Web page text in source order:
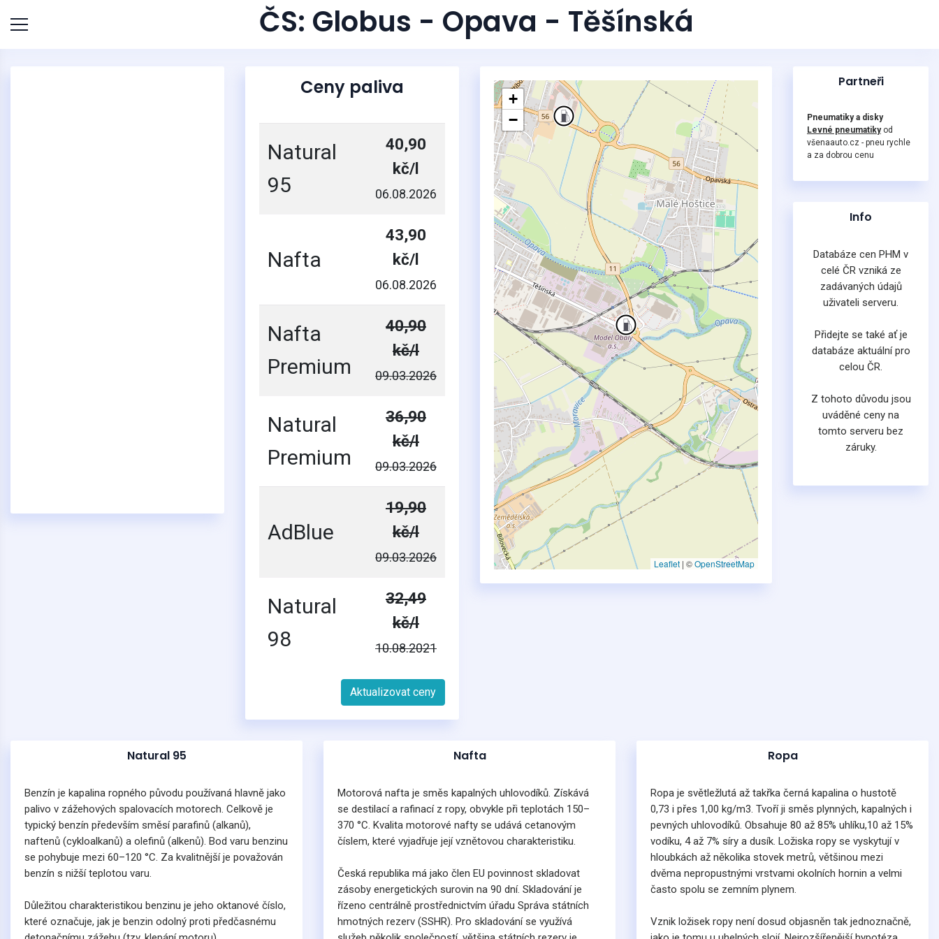
ČS: Globus - Opava - Těšínská
Ceny paliva
Natural
95
40,90
kč/l
06.08.2026
Nafta
43,90
kč/l
06.08.2026
Nafta
Premium
40,90
kč/l
09.03.2026
Natural
Premium
36,90
kč/l
09.03.2026
AdBlue
19,90
kč/l
09.03.2026
Natural
98
32,49
kč/l
10.08.2021
Aktualizovat ceny
+
−
Leaflet | ©OpenStreetMap
Partneři
Pneumatiky a disky
Levné pneumatikyod
všenaauto.cz - pneu rychle
a za dobrou cenu
Info
Databáze cen PHM v
celé ČR vzniká ze
zadávaných údajů
uživateli serveru.
Přidejte se také ať je
databáze aktuální pro
celou ČR.
Z tohoto důvodu jsou
uváděné ceny na
tomto serveru bez
záruky.
Natural 95
Benzín je kapalina ropného původu používaná hlavně jako
palivo v zážehových spalovacích motorech. Celkově je
typický benzín především směsí parafinů (alkanů),
naftenů (cykloalkanů) a olefinů (alkenů). Bod varu benzinu
se pohybuje mezi 60–120 °C. Za kvalitnější je považován
benzín s nižší teplotou varu.
Důležitou charakteristikou benzinu je jeho oktanové číslo,
které označuje, jak je benzin odolný proti předčasnému
Nafta
Motorová nafta je směs kapalných uhlovodíků. Získává
se destilací a rafinací z ropy, obvykle při teplotách 150–
370 °C. Kvalita motorové nafty se udává cetanovým
číslem, které vyjadřuje její vznětovou charakteristiku.
Česká republika má jako člen EU povinnost skladovat
zásoby energetických surovin na 90 dní. Skladování je
řízeno centrálně prostřednictvím úřadu Správa státních
hmotných rezerv (SSHR). Pro skladování se využívá
Ropa
Ropa je světležlutá až takřka černá kapalina o hustotě
0,73 i přes 1,00 kg/m3. Tvoří ji směs plynných, kapalných i
pevných uhlovodíků. Obsahuje 80 až 85% uhlíku,10 až 15%
vodíku, 4 až 7% síry a dusík. Ložiska ropy se vyskytují v
hloubkách až několika stovek metrů, většinou mezi
dvěma nepropustnými vrstvami okolních hornin a velmi
často spolu se zemním plynem.
Vznik ložisek ropy není dosud objasněn tak jednoznačně,